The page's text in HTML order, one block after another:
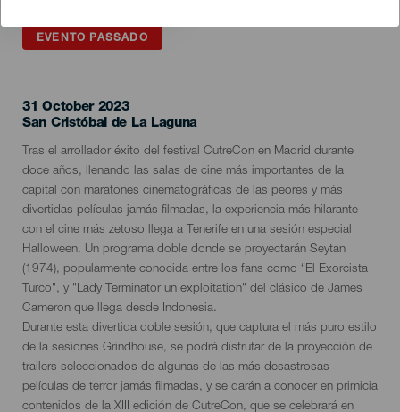
EVENTO PASSADO
31 October 2023
Localidad
San Cristóbal de La Laguna
Descripción
del
evento
Tras el arrollador éxito del festival CutreCon en Madrid durante
doce años, llenando las salas de cine más importantes de la
capital con maratones cinematográficas de las peores y más
divertidas películas jamás filmadas, la experiencia más hilarante
con el cine más zetoso llega a Tenerife en una sesión especial
Halloween. Un programa doble donde se proyectarán Seytan
(1974), popularmente conocida entre los fans como “El Exorcista
Turco", y "Lady Terminator un exploitation" del clásico de James
Cameron que llega desde Indonesia.
Durante esta divertida doble sesión, que captura el más puro estilo
de la sesiones Grindhouse, se podrá disfrutar de la proyección de
trailers seleccionados de algunas de las más desastrosas
películas de terror jamás filmadas, y se darán a conocer en primicia
contenidos de la XIII edición de CutreCon, que se celebrará en